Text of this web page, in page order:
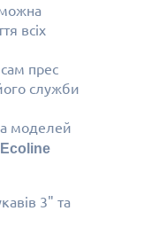
можна
всіх
прес
служби
моделей
3" та